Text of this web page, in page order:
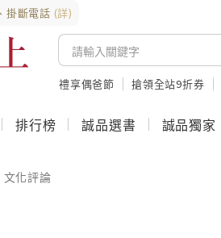
掛斷電話 (詳)
禮享偶爸節 搶領全站9折券
排行榜 誠品選書 誠品獨家
文化評論